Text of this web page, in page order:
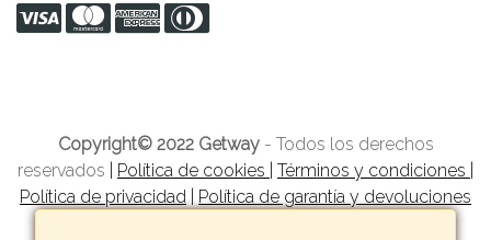
Copyright© 2022 Getway - Todos los derechos
reservados
Política de cookies Términos y condiciones
Política de privacidad
Política de garantía y devoluciones